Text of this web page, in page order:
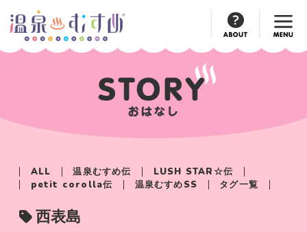
Official
Account
ALL 温泉むすめ伝
LUSH STAR☆伝
petit corolla伝
温泉むすめSS タグ一覧
西表島